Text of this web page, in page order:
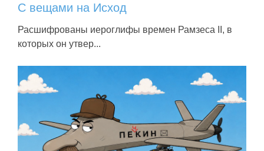
С вещами на Исход
Расшифрованы иероглифы времен Рамзеса II, в
которых он утвер...